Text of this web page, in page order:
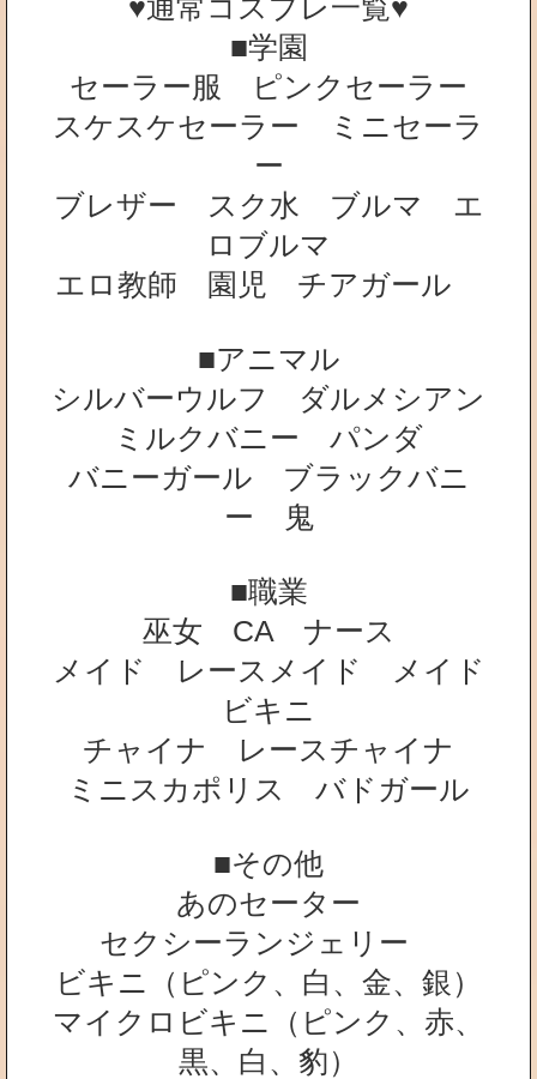
♥通常コスプレ一覧♥
■学園
セーラー服 ピンクセーラー
スケスケセーラー ミニセーラ
ー
ブレザー スク水 ブルマ エ
ロブルマ
エロ教師 園児 チアガール
■アニマル
シルバーウルフ ダルメシアン
ミルクバニー パンダ
バニーガール ブラックバニ
ー 鬼
■職業
巫女 CA ナース
メイド レースメイド メイド
ビキニ
チャイナ レースチャイナ
ミニスカポリス バドガール
■その他
あのセーター
セクシーランジェリー
ビキニ（ピンク、白、金、銀）
マイクロビキニ（ピンク、赤、
黒、白、豹）